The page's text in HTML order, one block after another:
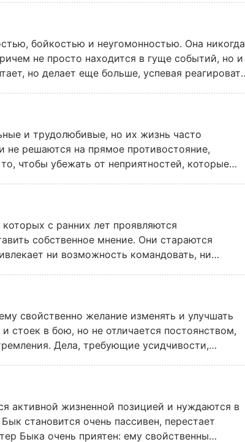
бойкостью и неугомонностью. Она никогда
не просто находится в гуще событий, но и
но делает еще больше, успевая
и трудолюбивые, но их жизнь часто
не решаются на прямое противостояние,
чтобы убежать от неприятностей, которые
с ранних лет проявляются
собственное мнение. Они стараются
ни возможность командовать, ни
свойственно желание изменять и улучшать
в бою, но не отличается постоянством,
Дела, требующие усидчивости,
активной жизненной позицией и нуждаются в
становится очень пассивен, перестает
Быка очень приятен: ему свойственны